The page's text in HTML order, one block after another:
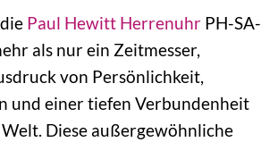
Paul Hewitt Herrenuhr PH-SA-
als nur ein Zeitmesser,
von Persönlichkeit,
und einer tiefen Verbundenheit
Diese außergewöhnliche